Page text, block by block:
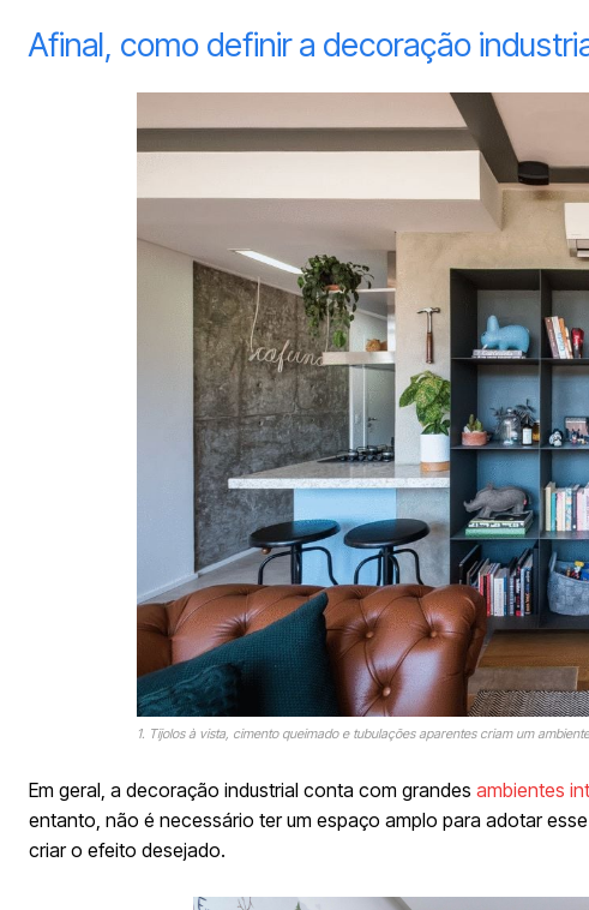
Afinal, como definir a decoração
1. Tijolos à vista, cimento queimado e tubulações aparentes criam um
Em geral, a decoração industrial conta com grandes ambientes
entanto, não é necessário ter um espaço amplo para adotar
criar o efeito desejado.